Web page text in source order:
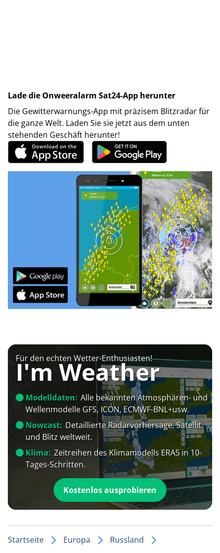
Lade die Onweeralarm Sat24-App herunter
Die Gewitterwarnungs-App mit präzisem Blitzradar für
die ganze Welt. Laden Sie sie jetzt aus dem unten
stehenden Geschäft herunter!
Für den echten Wetter-Enthusiasten!
I'm Weather
Modelldaten: Alle bekannten Atmosphären- und
Wellenmodelle GFS, ICON, ECMWF-BNL+usw.
Nowcast: Detaillierte Radarvorhersage, Satellit
und Blitz weltweit.
Klima: Zeitreihen des Klimamodells ERA5 in 10-
Tages-Schritten.
Kostenlos ausprobieren
Startseite Europa
Russland